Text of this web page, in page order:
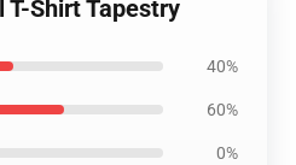
T-Shirt Tapestry
40%
60%
0%